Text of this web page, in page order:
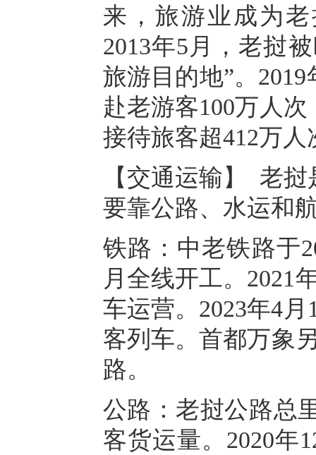
来，旅游业成为
2013年5月，老挝
旅游目的地”。
赴老游客100万人
接待旅客超412万人
【交通运输】 老
要靠公路、水运和
铁路：中老铁路于
月全线开工。2021
车运营。2023年4
客列车。首都万象
路。
公路：老挝公路总
客货运量。2020年